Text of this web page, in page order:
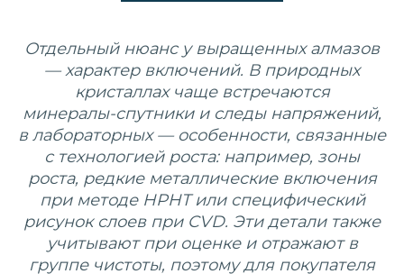
Отдельный нюанс у выращенных алмазов
— характер включений. В природных
кристаллах чаще встречаются
минералы‑спутники и следы напряжений,
в лабораторных — особенности, связанные
с технологией роста: например, зоны
роста, редкие металлические включения
при методе HPHT или специфический
рисунок слоев при CVD. Эти детали также
учитывают при оценке и отражают в
группе чистоты, поэтому для покупателя